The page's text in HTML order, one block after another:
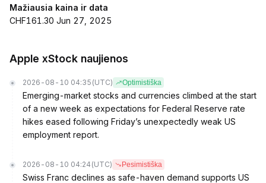
Mažiausia kaina ir data
CHF161.30 Jun 27, 2025
Apple xStock naujienos
2026-08-10 04:35 (UTC) Optimistiška
Emerging-market stocks and currencies climbed at the start
of a new week as expectations for Federal Reserve rate
hikes eased following Friday’s unexpectedly weak US
employment report.
2026-08-10 04:24 (UTC) Pesimistiška
Swiss Franc declines as safe-haven demand supports US